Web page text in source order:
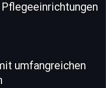
umfangreichen